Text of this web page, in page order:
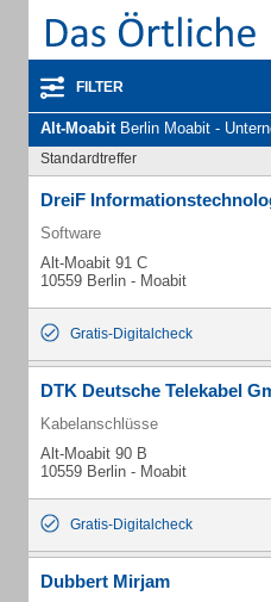
FILTER
Alt-MoabitBerlin Moabit - Unternehmen und
Standardtreffer
DreiF
Software
Alt-Moabit 91 C
10559 Berlin - Moabit
Gratis-Digitalcheck
DTK Deutsche Telekabel
Kabelanschlüsse
Alt-Moabit 90 B
10559 Berlin - Moabit
Gratis-Digitalcheck
Dubbert Mirjam